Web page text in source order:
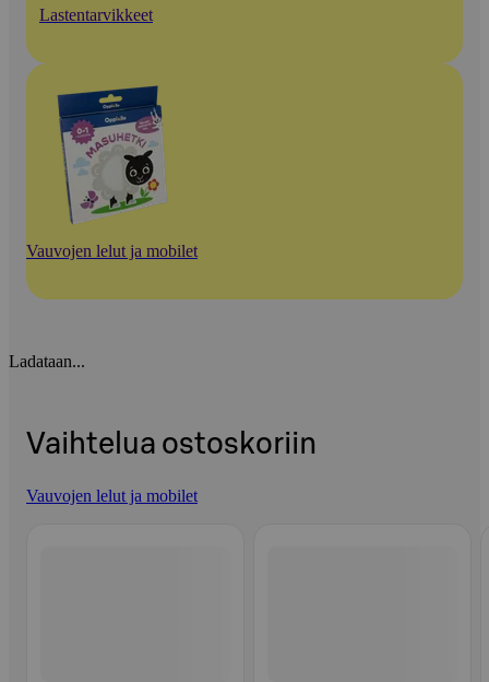
Lastentarvikkeet
Vauvojen lelut ja mobilet
Ladataan...
Vaihtelua ostoskoriin
Vauvojen lelut ja mobilet